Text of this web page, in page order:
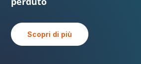
Scopri di più